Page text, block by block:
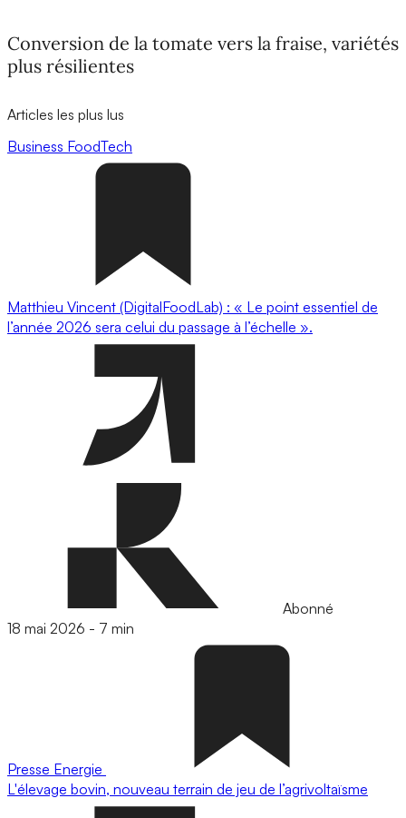
Conversion de la tomate vers la fraise, variétés
plus résilientes
Articles les plus lus
Business FoodTech
Matthieu Vincent (DigitalFoodLab) : « Le point essentiel de
l’année 2026 sera celui du passage à l’échelle ».
Abonné
18 mai 2026 - 7 min
Presse Energie
L'élevage bovin, nouveau terrain de jeu de l’agrivoltaïsme